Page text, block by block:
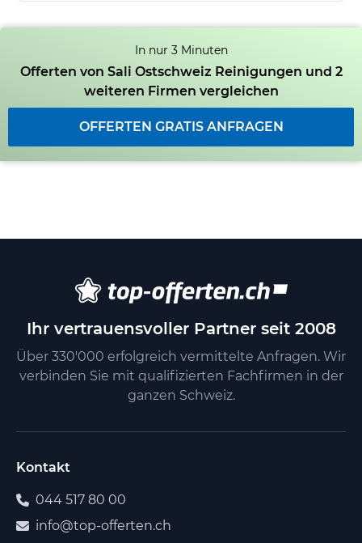
In nur 3 Minuten
Offerten von Sali Ostschweiz Reinigungen und 2
weiteren Firmen vergleichen
OFFERTEN GRATIS ANFRAGEN
Ihr vertrauensvoller Partner seit 2008
Über 330'000 erfolgreich vermittelte Anfragen. Wir
verbinden Sie mit qualifizierten Fachfirmen in der
ganzen Schweiz.
Kontakt
044 517 80 00
info@top-offerten.ch